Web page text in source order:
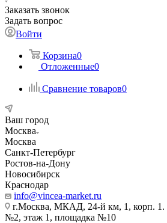
Заказать звонок
Задать вопрос
Войти
Корзина0
Отложенные0
Сравнение товаров0
Ваш город
Москва
Москва
Санкт-Петербург
Ростов-на-Дону
Новосибирск
Краснодар
info@vincea-market.ru
г.Москва, МКАД, 24-й км, 1, корп.
№2, этаж 1, площадка №10